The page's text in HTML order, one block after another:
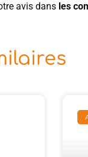
avis dans les